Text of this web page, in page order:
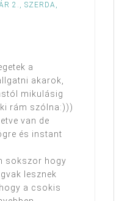
2., SZERDA,
a
akarok,
mikulásig
rám szólna:)))
van de
és instant
sokszor hogy
lesznek
a csokis